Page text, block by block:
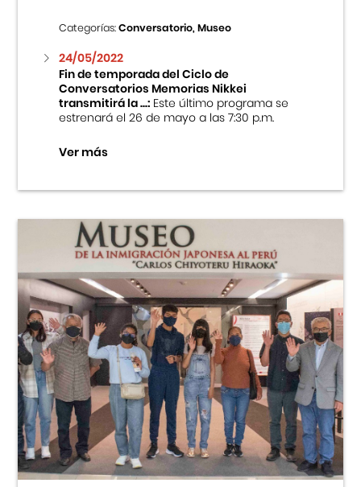
Categorías:Conversatorio, Museo
24/05/2022
Fin de temporada del Ciclo de
Conversatorios Memorias Nikkei
transmitirá la ...:Este último programa se
estrenará el 26 de mayo a las 7:30 p.m.
Ver más